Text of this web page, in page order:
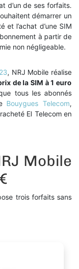
d’un de ses forfaits.
démarrer un
et l’achat d’une SIM
à partir de
non négligeable.
, NRJ Mobile réalise
de la SIM à 1 euro
tous les abonnés
Bouygues Telecom,
EI Telecom en
Mobile
trois forfaits sans